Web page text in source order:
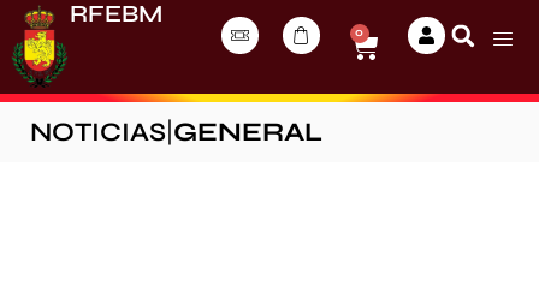
RFEBM
0
NOTICIAS GENERAL